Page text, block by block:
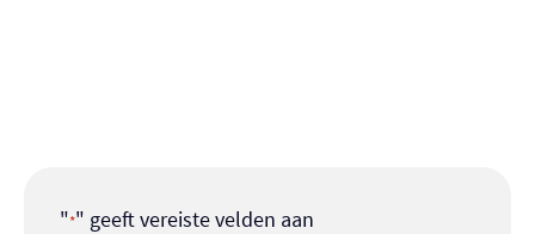
"*" geeft vereiste velden aan